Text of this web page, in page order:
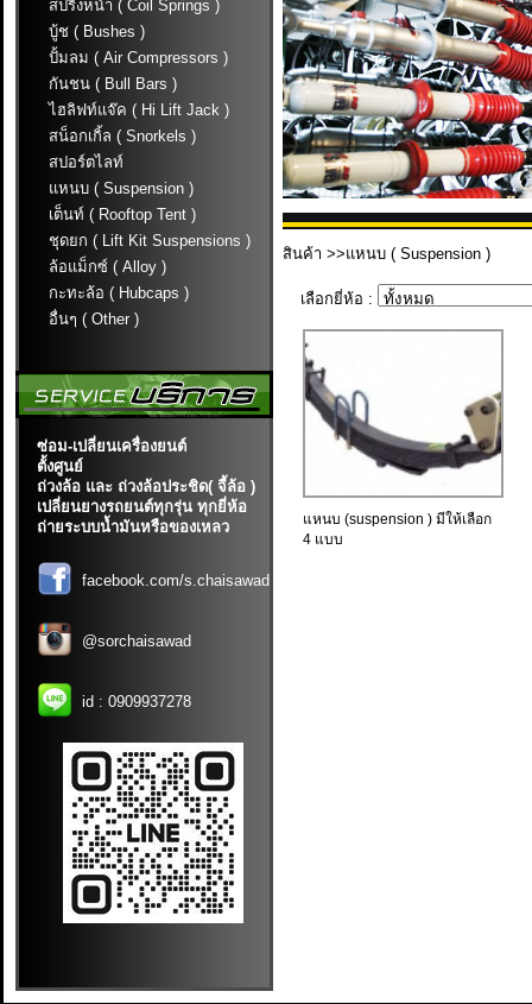
สปริงหน้า ( Coil Springs )
บู้ช ( Bushes )
ปั้มลม ( Air Compressors )
กันชน ( Bull Bars )
ไฮลิฟท์แจ๊ค ( Hi Lift Jack )
สน็อกเกิ้ล ( Snorkels )
สปอร์ตไลท์
แหนบ ( Suspension )
เต็นท์ ( Rooftop Tent )
ชุดยก ( Lift Kit Suspensions )
ล้อแม็กซ์ ( Alloy )
กะทะล้อ ( Hubcaps )
อื่นๆ ( Other )
ซ่อม-เปลี่ยนเครื่องยนต์
ตั้งศูนย์
ถ่วงล้อ และ ถ่วงล้อประชิด( จี้ล้อ )
เปลี่ยนยางรถยนต์ทุกรุ่น ทุกยี่ห้อ
ถ่ายระบบน้ำมันหรือของเหลว
facebook.com/s.chaisawad
@sorchaisawad
id : 0909937278
สินค้า >>แหนบ ( Suspension )
เลือกยี่ห้อ :
แหนบ (suspension ) มีให้เลือก
4 แบบ